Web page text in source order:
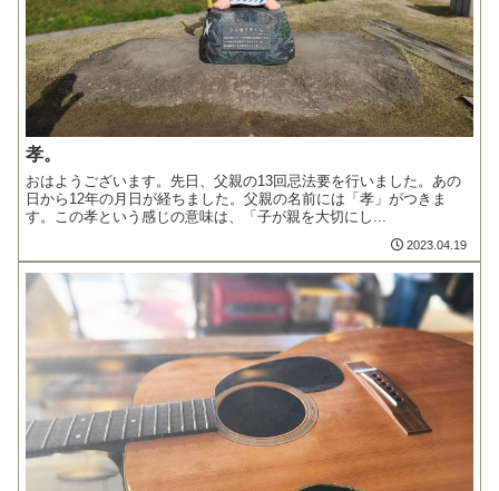
孝。
おはようございます。先日、父親の13回忌法要を行いました。あの
日から12年の月日が経ちました。父親の名前には「孝」がつきま
す。この孝という感じの意味は、「子が親を大切にし...
2023.04.19